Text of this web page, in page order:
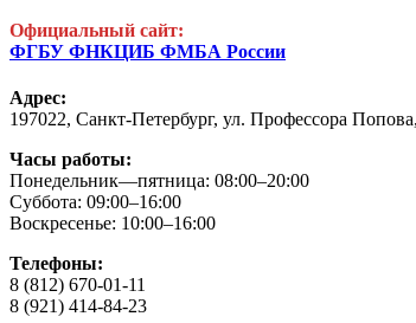
Официальный сайт:
ФГБУ ФНКЦИБ ФМБА России
Адрес:
197022, Санкт-Петербург, ул. Профессора
Часы работы:
Понедельник—пятница: 08:00–20:00
Суббота: 09:00–16:00
Воскресенье: 10:00–16:00
Телефоны:
8 (812) 670-01-11
8 (921) 414-84-23